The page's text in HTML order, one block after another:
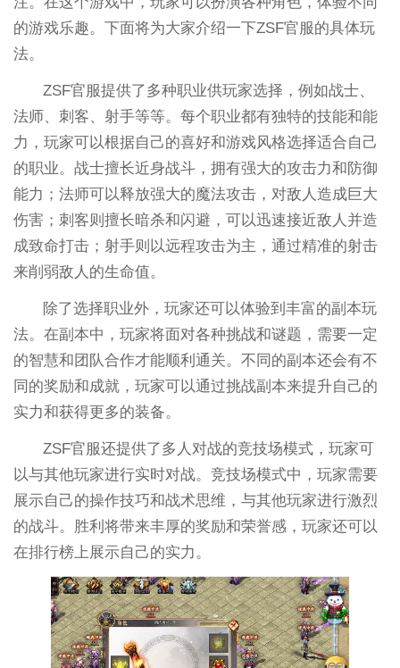
的游戏乐趣。下面将为大家介绍一下ZSF官服的具体玩
法。
ZSF官服提供了多种职业供玩家选择，例如战士、
法师、刺客、射手等等。每个职业都有独特的技能和能
力，玩家可以根据自己的喜好和游戏风格选择适合自己
的职业。战士擅长近身战斗，拥有强大的攻击力和防御
能力；法师可以释放强大的魔法攻击，对敌人造成巨大
伤害；刺客则擅长暗杀和闪避，可以迅速接近敌人并造
成致命打击；射手则以远程攻击为主，通过精准的射击
来削弱敌人的生命值。
除了选择职业外，玩家还可以体验到丰富的副本玩
法。在副本中，玩家将面对各种挑战和谜题，需要一定
的智慧和团队合作才能顺利通关。不同的副本还会有不
同的奖励和成就，玩家可以通过挑战副本来提升自己的
实力和获得更多的装备。
ZSF官服还提供了多人对战的竞技场模式，玩家可
以与其他玩家进行实时对战。竞技场模式中，玩家需要
展示自己的操作技巧和战术思维，与其他玩家进行激烈
的战斗。胜利将带来丰厚的奖励和荣誉感，玩家还可以
在排行榜上展示自己的实力。